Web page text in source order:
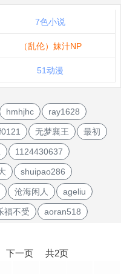
7色小说
（乱伦）妹汁NP
51动漫
hmhjhc ray1628
无梦襄王 最初
1124430637
shuipao286
沧海闲人 ageliu
福不受 aoran518
下一页 共2页